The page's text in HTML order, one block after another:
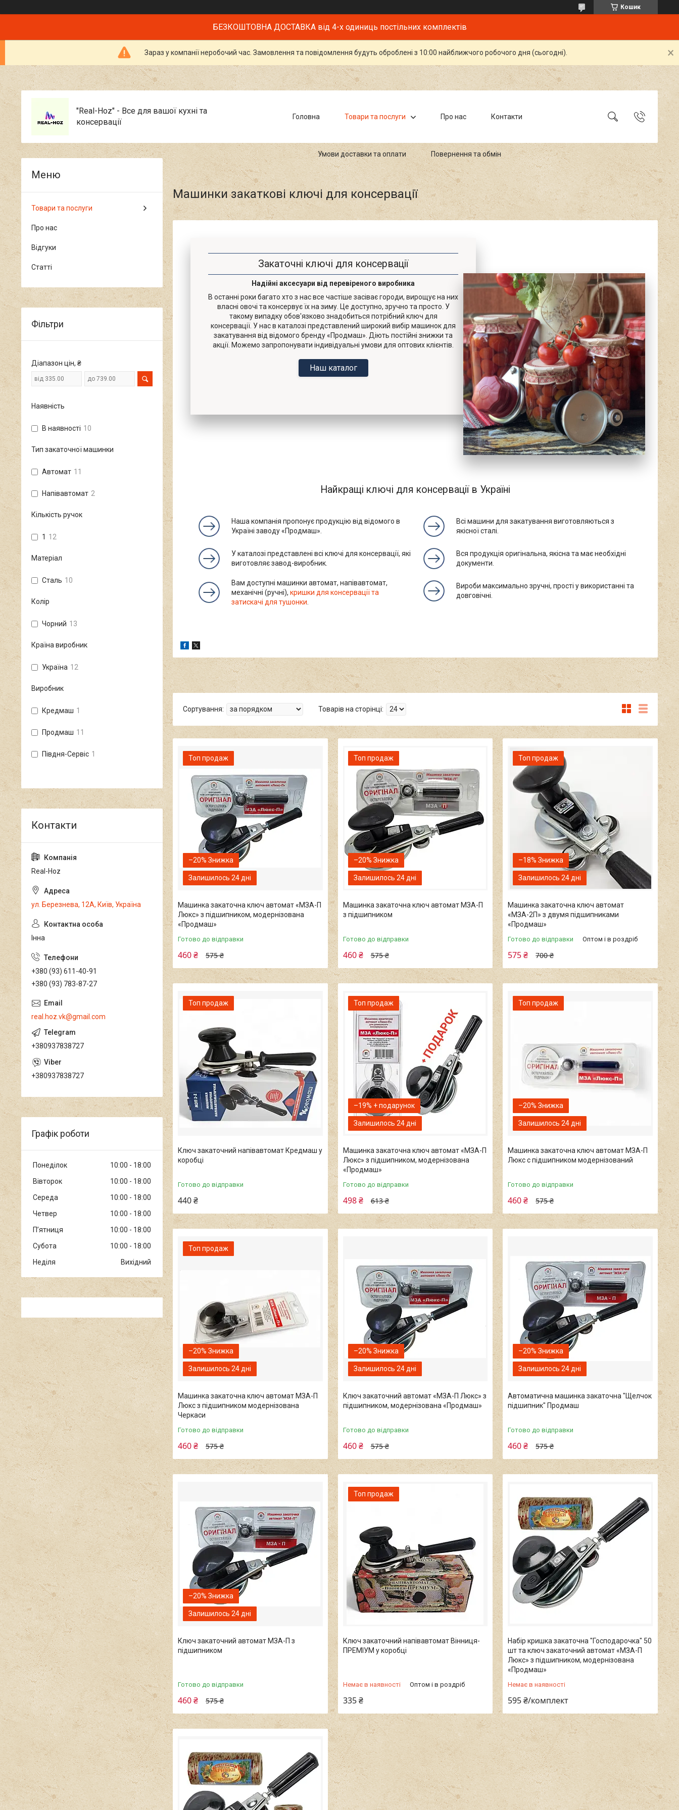
Кошик
БЕЗКОШТОВНА ДОСТАВКА від 4-х одиниць постільних комплектів
Зараз у компанії неробочий час. Замовлення та повідомлення будуть оброблені з 10:00 найближчого робочого дня (сьогодні).
"Real-Hoz" - Все для вашої кухні та
консервації
Головна Товари та послуги Про нас Контакти
Умови доставки та оплати Повернення та обмін
Машинки закаткові ключі для консервації
Закаточні ключі для консервації
Надійні аксесуари від перевіреного виробника
В останні роки багато хто з нас все частіше засіває городи, вирощує на них
власні овочі та консервує їх на зиму. Це доступно, зручно та просто. У
такому випадку обов'язково знадобиться потрібний ключ для
консервації. У нас в каталозі представлений широкий вибір машинок для
закатування від відомого бренду «Продмаш». Діють постійні знижки та
акції. Можемо запропонувати індивідуальні умови для оптових клієнтів.
Наш каталог
Найкращі ключі для консервації в Україні
Наша компанія пропонує продукцію від відомого в
Україні заводу «Продмаш».
У каталозі представлені всі ключі для консервації, які
виготовляє завод-виробник.
Вам доступні машинки автомат, напівавтомат,
механічні (ручні), кришки для консервації та
затискачі для тушонки
Всі машини для закатування виготовляються з
якісної сталі.
Вся продукція оригінальна, якісна та має необхідні
документи.
Вироби максимально зручні, прості у використанні та
довговічні.
Топ продаж
–20%
Залишилось 24 дні
Машинка закаточна ключ автомат «МЗА-П
Люкс» з підшипником, модернізована
«Продмаш»
Готово до відправки
575 ₴
460 ₴
Топ продаж
–20%
Залишилось 24 дні
Машинка закаточна ключ автомат МЗА-П
з підшипником
Готово до відправки
575 ₴
460 ₴
Топ продаж
–18%
Залишилось 24 дні
Машинка закаточна ключ автомат
«МЗА-2П» з двумя підшипниками
«Продмаш»
Готово до відправки Оптом і в роздріб
700 ₴
575 ₴
Топ продаж
Ключ закаточний напівавтомат Кредмаш у
коробці
Готово до відправки
440 ₴
Топ продаж
–19%
Залишилось 24 дні
Машинка закаточна ключ автомат «МЗА-П
Люкс» з підшипником, модернізована
«Продмаш»
Готово до відправки
613 ₴
498 ₴
Топ продаж
–20%
Залишилось 24 дні
Машинка закаточна ключ автомат МЗА-П
Люкс с підшипником модернізований
Готово до відправки
575 ₴
460 ₴
Топ продаж
–20%
Залишилось 24 дні
Машинка закаточна ключ автомат MЗА-П
Люкс з підшипником модернізована
Черкаси
Готово до відправки
575 ₴
460 ₴
–20%
Залишилось 24 дні
Ключ закаточний автомат «МЗА-П Люкс» з
підшипником, модернізована «Продмаш»
Готово до відправки
575 ₴
460 ₴
–20%
Залишилось 24 дні
Автоматична машинка закаточна "Щелчок
підшипник" Продмаш
Готово до відправки
575 ₴
460 ₴
–20%
Залишилось 24 дні
Ключ закаточний автомат МЗА-П з
підшипником
Готово до відправки
575 ₴
460 ₴
Топ продаж
Ключ закаточний напівавтомат Вінниця-
ПРЕМІУМ у коробці
Немає в наявності Оптом і в роздріб
335 ₴
Набір кришка закаточна "Господарочка" 50
шт та ключ закаточний автомат «МЗА-П
Люкс» з підшипником, модернізована
«Продмаш»
Немає в наявності
595 ₴/комплект
Товари та послуги
Про нас
Відгуки
Статті
Фільтри
Діапазон цін, ₴
Наявність
В наявності 10
Тип закаточної машинки
Автомат 11
Напівавтомат 2
Кількість ручок
1 12
Матеріал
Сталь 10
Колір
Чорний 13
Країна виробник
Україна 12
Виробник
Кредмаш 1
Продмаш 11
Півдня-Сервіс 1
Real-Hoz
ул. Березнева, 12А, Київ, Україна
Інна
+380 (93) 611-40-91
+380 (93) 783-87-27
real.hoz.vk@gmail.com
+380937838727
+380937838727
Графік роботи
Понеділок 10:00
18:00
Вівторок
10:00
18:00
Середа
10:00
18:00
Четвер
10:00
18:00
Пʼятниця
10:00
18:00
Субота
10:00
18:00
Неділя
Вихідний